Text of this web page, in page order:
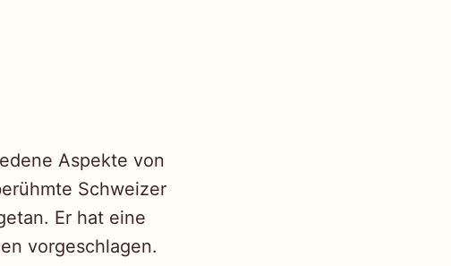
Aspekte von
Schweizer
Er hat eine
vorgeschlagen.